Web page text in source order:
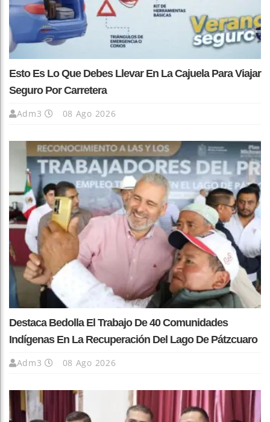
Esto Es Lo Que Debes Llevar En La Cajuela Para Viajar
Seguro Por Carretera
Adm3 08 Ago 2026
Destaca Bedolla El Trabajo De 40 Comunidades
Indígenas En La Recuperación Del Lago De Pátzcuaro
Adm3 08 Ago 2026